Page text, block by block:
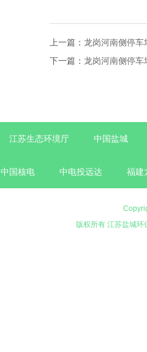
上一篇： 龙岗河南侧停车
下一篇： 龙岗河南侧停车
江苏生态环境厅 中国盐城
中国核电 中电投远达 福建
版权所有 江苏盐城